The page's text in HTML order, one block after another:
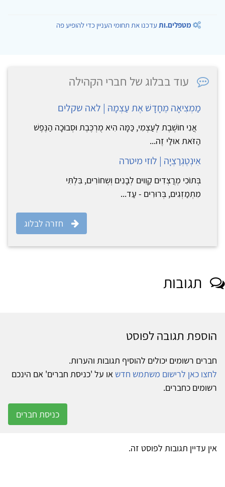
מטפלים.ותעדכנו את תחומי העניין כדי להופיע פה
עוד בבלוג של חברי הקהילה
מַמְצִיאָה מֵחָדָשׁ אֶת עַצְמָהּ | לאה שקלים
אֲנִי חוֹשֶׁבֶת לְעַצְמִי, כַּמָּה הִיא מֻרְכֶּבֶת וּסְבוּכָה הַנֶּפֶשׁ
הַזֹּאת אוּלַי זֶה...
אִינְטֶגְרַצְיָה | לוזי מיטרה
בְּתוֹכִי מְרֲצְדִים קַוִוים לְבָנִים וְשְחוֹרִים, בִּלְתִּי
מִתְמַזְגִים, בְּרוּרִים - עַד...
חזרה לבלוג
תגובות
הוספת תגובה לפוסט
חברים רשומים יכולים להוסיף תגובות והערות.
לחצו כאן לרישום משתמש חדש או על 'כניסת חברים' אם הינכם
רשומים כחברים.
כניסת חברים
אין עדיין תגובות לפוסט זה.